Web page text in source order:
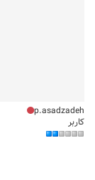
p.asadzadeh
کاربر